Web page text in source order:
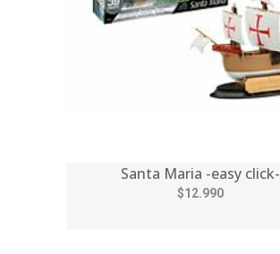
Santa Maria -easy click-
$12.990